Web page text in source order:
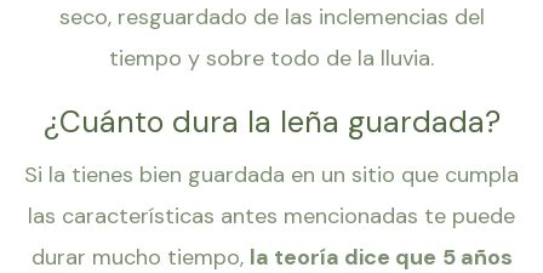
seco, resguardado de las inclemencias del
tiempo y sobre todo de la lluvia.
¿Cuánto dura la leña guardada?
Si la tienes bien guardada en un sitio que cumpla
las características antes mencionadas te puede
durar mucho tiempo, la teoría dice que 5 años